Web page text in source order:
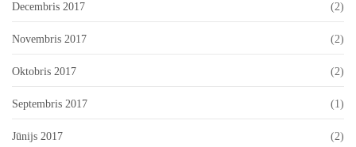
Decembris 2017 (2)
Novembris 2017 (2)
Oktobris 2017 (2)
Septembris 2017 (1)
Jūnijs 2017 (2)